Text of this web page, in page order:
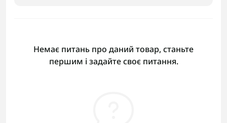
Немає питань про даний товар, станьте
першим і задайте своє питання.